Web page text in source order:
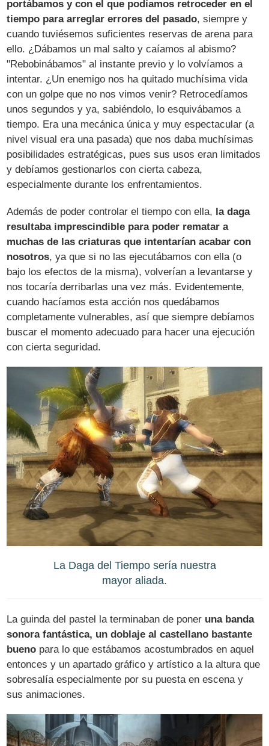
portábamos y con el que podíamos retroceder en el
tiempo para arreglar errores del pasado, siempre y
cuando tuviésemos suficientes reservas de arena para
ello. ¿Dábamos un mal salto y caíamos al abismo?
"Rebobinábamos" al instante previo y lo volvíamos a
intentar. ¿Un enemigo nos ha quitado muchísima vida
con un golpe que no nos vimos venir? Retrocedíamos
unos segundos y ya, sabiéndolo, lo esquivábamos a
tiempo. Era una mecánica única y muy espectacular (a
nivel visual era una pasada) que nos daba muchísimas
posibilidades estratégicas, pues sus usos eran limitados
y debíamos gestionarlos con cierta cabeza,
especialmente durante los enfrentamientos.
Además de poder controlar el tiempo con ella, la daga
resultaba imprescindible para poder rematar a
muchas de las criaturas que intentarían acabar con
nosotros, ya que si no las ejecutábamos con ella (o
bajo los efectos de la misma), volverían a levantarse y
nos tocaría derribarlas una vez más. Evidentemente,
cuando hacíamos esta acción nos quedábamos
completamente vulnerables, así que siempre debíamos
buscar el momento adecuado para hacer una ejecución
con cierta seguridad.
La Daga del Tiempo sería nuestra
mayor aliada.
La guinda del pastel la terminaban de poner una banda
sonora fantástica, un doblaje al castellano bastante
bueno para lo que estábamos acostumbrados en aquel
entonces y un apartado gráfico y artístico a la altura que
sobresalía especialmente por su puesta en escena y
sus animaciones.